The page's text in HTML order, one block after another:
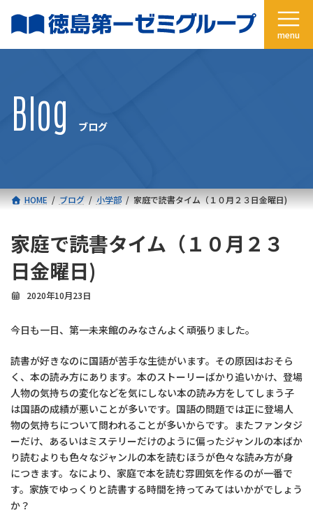
ン
ー
Blog ブログ
HOME ブログ 小学部 家庭で読書タイム（１０月２３日金曜日)
家庭で読書タイム（１０月２３
日金曜日)
2020年10月23日
今日も一日、第一未来館のみなさんよく頑張りました。
読書が好きなのに国語が苦手な生徒がいます。その原因はおそら
く、本の読み方にあります。本のストーリーばかり追いかけ、登場
人物の気持ちの変化などを気にしない本の読み方をしてしまう子
は国語の成績が悪いことが多いです。国語の問題では正に登場人
物の気持ちについて問われることが多いからです。またファンタジ
ーだけ、あるいはミステリーだけのように偏ったジャンルの本ばか
り読むよりも色々なジャンルの本を読むほうが色々な読み方が身
につきます。なにより、家庭で本を読む雰囲気を作るのが一番で
す。家族でゆっくりと読書する時間を持ってみてはいかがでしょう
か？